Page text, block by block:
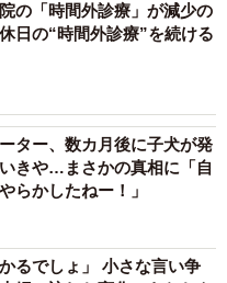
、まったく動かなくなり
思いましたね（笑）。と
発動しやすいので、きっ
悟していました」
この手で交渉するしか
ネスを引いたり、「ね
の「時間外診療」が減少の
日の“時間外診療”を続ける
ター、数カ月後に子犬が発
きや…まさかの真相に「自
らかしたねー！」
るでしょ」 小さな言い争